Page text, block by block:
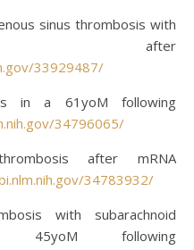
sinus thrombosis with
after
33929487/
in a 61yoM following
34796065/
after mRNA
34783932/
with subarachnoid
following